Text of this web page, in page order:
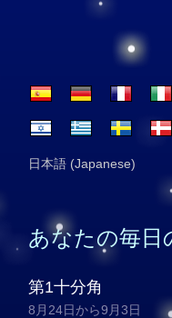
日本語 (Japanese)
あなたの毎日
第1十分角
8月24日から9月3日